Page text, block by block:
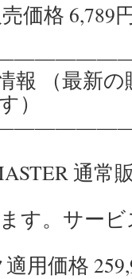
価格 6,789
報 （最新
）
通常
す。サー
用価格